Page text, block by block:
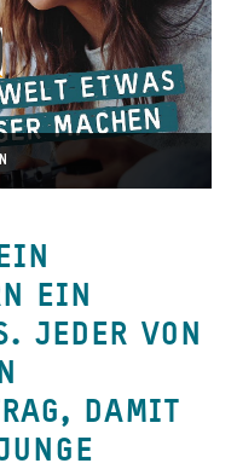
EIN
JEDER VON
DAMIT